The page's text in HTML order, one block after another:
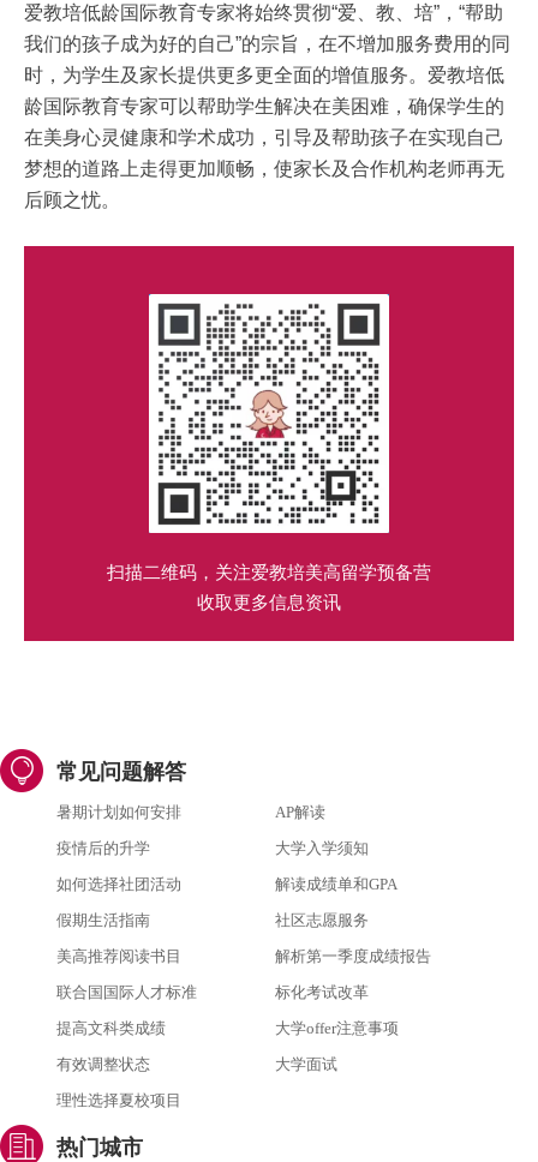
爱教培低龄国际教育专家将始终贯彻“爱、教、培”，“帮助
我们的孩子成为好的自己”的宗旨，在不增加服务费用的同
时，为学生及家长提供更多更全面的增值服务。爱教培低
龄国际教育专家可以帮助学生解决在美困难，确保学生的
在美身心灵健康和学术成功，引导及帮助孩子在实现自己
梦想的道路上走得更加顺畅，使家长及合作机构老师再无
后顾之忧。
扫描二维码，关注爱教培美高留学预备营
收取更多信息资讯
常见问题解答
暑期计划如何安排
AP解读
疫情后的升学
大学入学须知
如何选择社团活动
解读成绩单和GPA
假期生活指南
社区志愿服务
美高推荐阅读书目
解析第一季度成绩报告
联合国国际人才标准
标化考试改革
提高文科类成绩
大学offer注意事项
有效调整状态
大学面试
理性选择夏校项目
热门城市